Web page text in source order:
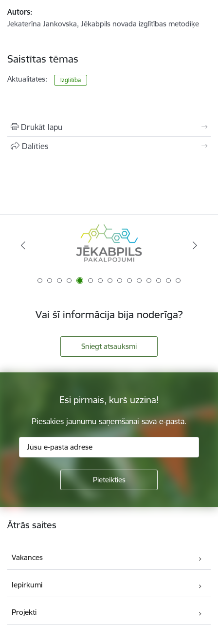
Autors:
Jekaterīna Jankovska, Jēkabpils novada izglītības metodiķe
Saistītas tēmas
Aktualitātes: Izglītība
Drukāt lapu
Dalīties
Vai šī informācija bija noderīga?
Sniegt atsauksmi
Esi pirmais, kurš uzzina!
Piesakies jaunumu saņemšanai savā e-pastā.
Kājene
Ātrās saites
Vakances
Iepirkumi
Projekti